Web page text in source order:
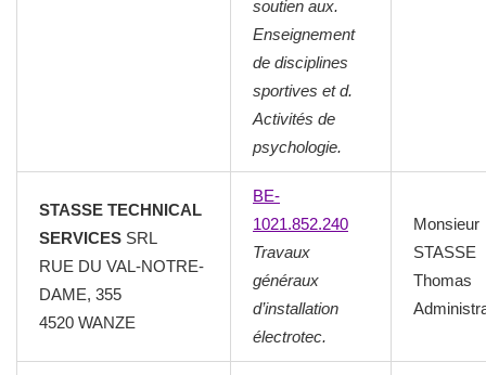
soutien aux.
Enseignement
de disciplines
sportives et d.
Activités de
psychologie.
STASSE TECHNICAL
SERVICES SRL
RUE DU VAL-NOTRE-
DAME, 355
4520 WANZE
BE-
1021.852.240
Travaux
généraux
d’installation
électrotec.
Monsieur
STASSE
Thomas